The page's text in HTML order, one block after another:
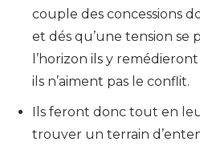
couple des concessions
et dés qu’une tension se
l’horizon ils y
ils n’aiment pas le conflit.
Ils feront donc tout en
trouver un terrain